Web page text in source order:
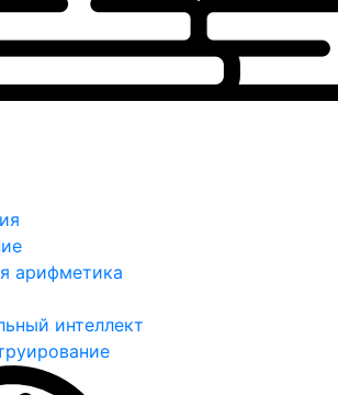
арифметика
интеллект